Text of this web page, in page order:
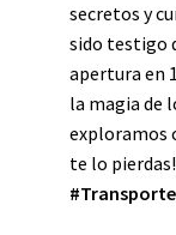
secretos y
sido testigo
apertura en
la magia de
exploramos
te lo pierdas!